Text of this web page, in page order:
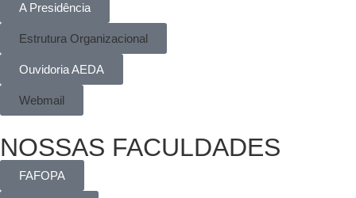
A Presidência
Estrutura Organizacional
Ouvidoria AEDA
Webmail
NOSSAS FACULDADES
FAFOPA